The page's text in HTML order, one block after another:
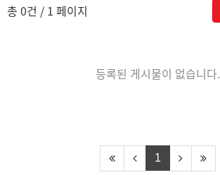
총 0건 / 1 페이지
등록된 게시물이 없습니다.
1